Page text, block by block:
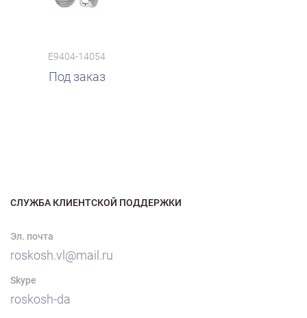
E9404-14054
Под заказ
СЛУЖБА КЛИЕНТСКОЙ ПОДДЕРЖКИ
Эл. почта
roskosh.vl@mail.ru
Skype
roskosh-da